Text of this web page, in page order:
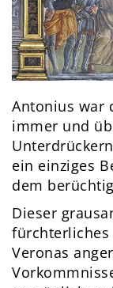
Antonius war
immer und
ein einziges
dem
Dieser
fürchterliches
Veronas